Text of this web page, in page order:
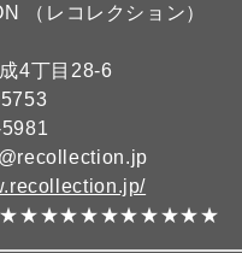
（レコレクション）
4丁目28-6